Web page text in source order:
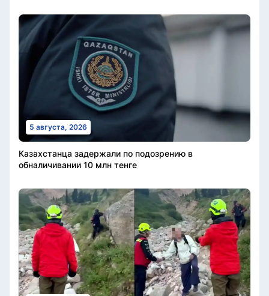
5 августа, 2026
Казахстанца задержали по подозрению в
обналичивании 10 млн тенге